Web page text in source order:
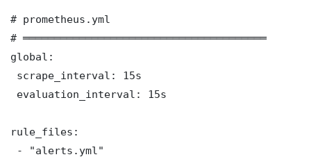
# prometheus.yml
# ═══════════════════════════════════════
global:
scrape_interval: 15s
evaluation_interval: 15s
rule_files:
- "alerts.yml"